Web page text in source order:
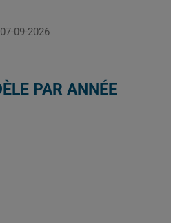
07-09-2026
PAR ANNÉE